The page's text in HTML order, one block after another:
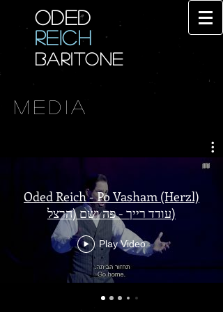
ODED
REICH
BARITONE
MEDIA
Oded Reich - Po Vasham (Herzl)
עודד רייך - פה ושם (הרצל)
Play Video